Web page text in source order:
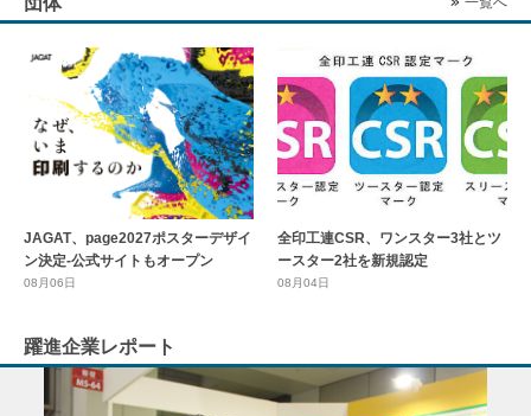
JAGAT、page2027ポスターデザイ
ン決定-公式サイトもオープン
08月06日
全印工連CSR、ワンスター3社とツ
ースター2社を新規認定
08月04日
躍進企業レポート